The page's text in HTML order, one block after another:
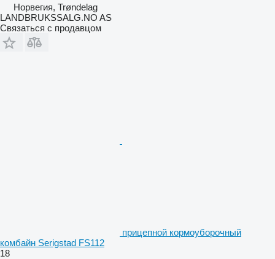
Норвегия, Trøndelag
LANDBRUKSSALG.NO AS
Связаться с продавцом
прицепной кормоуборочный
комбайн Serigstad FS112
18